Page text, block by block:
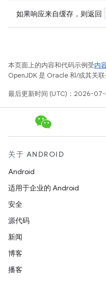
如果响应来自缓存，则返回
本页面上的内容和代码示例受内
OpenJDK 是 Oracle 和/或其关联
最后更新时间 (UTC)：2026-07-
关于 ANDROID
Android
适用于企业的 Android
安全
源代码
新闻
博客
播客